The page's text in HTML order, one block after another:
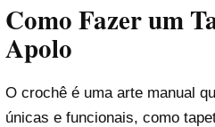
Como Fazer um
Apolo
O crochê é uma arte manual
únicas e funcionais, como